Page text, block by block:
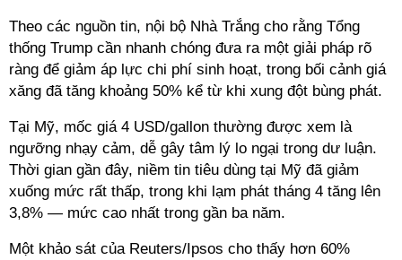
Theo các nguồn tin, nội bộ Nhà Trắng cho rằng Tổng
thống Trump cần nhanh chóng đưa ra một giải pháp rõ
ràng để giảm áp lực chi phí sinh hoạt, trong bối cảnh giá
xăng đã tăng khoảng 50% kể từ khi xung đột bùng phát.
Tại Mỹ, mốc giá 4 USD/gallon thường được xem là
ngưỡng nhạy cảm, dễ gây tâm lý lo ngại trong dư luận.
Thời gian gần đây, niềm tin tiêu dùng tại Mỹ đã giảm
xuống mức rất thấp, trong khi lạm phát tháng 4 tăng lên
3,8% — mức cao nhất trong gần ba năm.
Một khảo sát của Reuters/Ipsos cho thấy hơn 60%